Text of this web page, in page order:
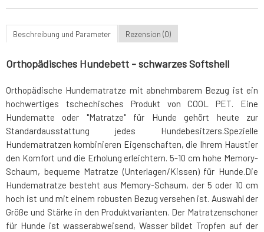
Beschreibung und Parameter Rezension (0)
Orthopädisches Hundebett - schwarzes Softshell
Orthopädische Hundematratze mit abnehmbarem Bezug ist ein
hochwertiges tschechisches Produkt von COOL PET. Eine
Hundematte oder "Matratze" für Hunde gehört heute zur
Standardausstattung jedes Hundebesitzers.Spezielle
Hundematratzen kombinieren Eigenschaften, die Ihrem Haustier
den Komfort und die Erholung erleichtern. 5-10 cm hohe Memory-
Schaum, bequeme Matratze (Unterlagen/Kissen) für Hunde.Die
Hundematratze besteht aus Memory-Schaum, der 5 oder 10 cm
hoch ist und mit einem robusten Bezug versehen ist. Auswahl der
Größe und Stärke in den Produktvarianten. Der Matratzenschoner
für Hunde ist wasserabweisend, Wasser bildet Tropfen auf der